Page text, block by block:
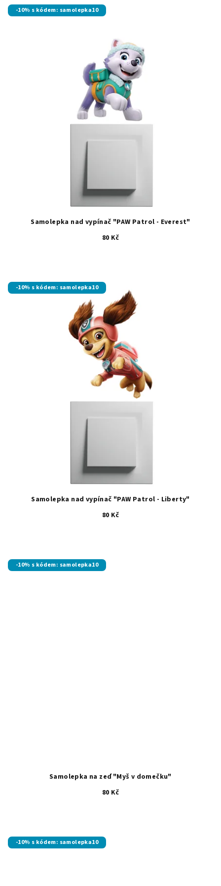
-10% s kódem: samolepka10
Samolepka nad vypínač "PAW Patrol - Everest"
80 Kč
-10% s kódem: samolepka10
Samolepka nad vypínač "PAW Patrol - Liberty"
80 Kč
-10% s kódem: samolepka10
Samolepka na zeď "Myš v domečku"
80 Kč
-10% s kódem: samolepka10